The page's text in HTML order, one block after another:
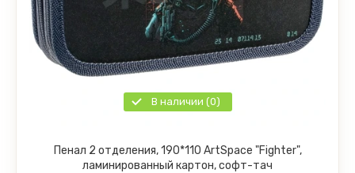
В наличии (0)
Пенал 2 отделения, 190*110 ArtSpace "Fighter",
ламинированный картон, софт-тач